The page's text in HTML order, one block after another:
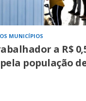
MUNICÍPIOS
a R$
população